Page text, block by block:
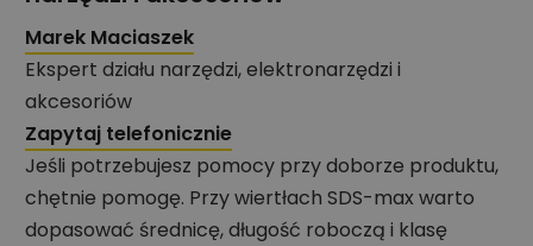
Marek Maciaszek
Ekspert działu narzędzi, elektronarzędzi i
akcesoriów
Zapytaj telefonicznie
Jeśli potrzebujesz pomocy przy doborze produktu,
chętnie pomogę. Przy wiertłach SDS-max warto
dopasować średnicę, długość roboczą i klasę